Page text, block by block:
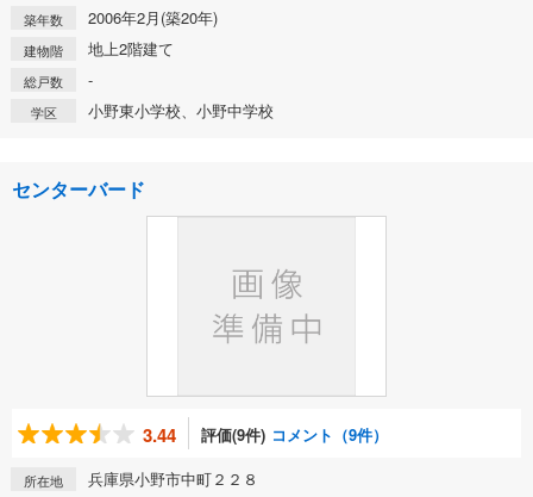
築年数 2006年2月(築20年)
建物階 地上2階建て
総戸数 -
学区 小野東小学校、小野中学校
センターバード
3.44 評価(9件) コメント（9件）
所在地 兵庫県小野市中町２２８